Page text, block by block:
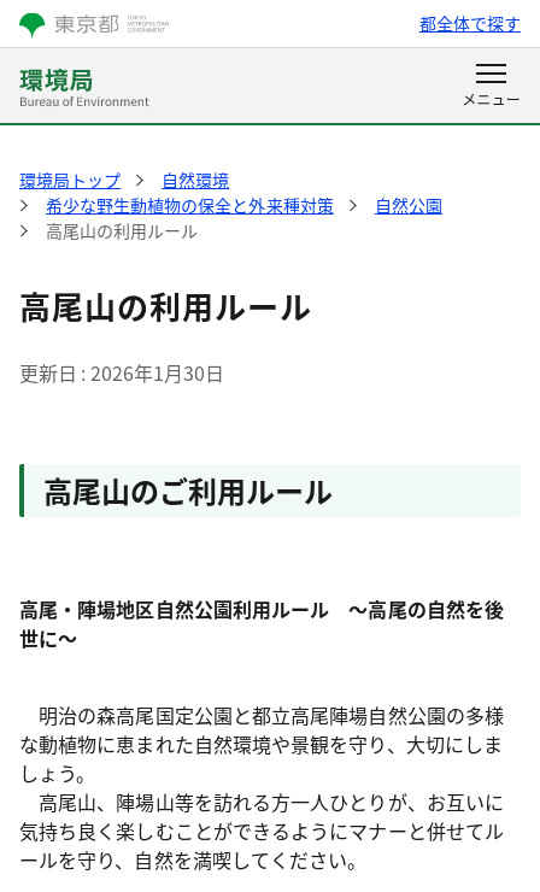
都全体で探す
環境局トップ
自然環境
希少な野生動植物の保全と外来種対策
自然公園
高尾山の利用ルール
高尾山の利用ルール
更新日 2026年1月30日
高尾山のご利用ルール
高尾・陣場地区自然公園利用ルール ～高尾の自然を後
世に～
明治の森高尾国定公園と都立高尾陣場自然公園の多様
な動植物に恵まれた自然環境や景観を守り、大切にしま
しょう。
高尾山、陣場山等を訪れる方一人ひとりが、お互いに
気持ち良く楽しむことができるようにマナーと併せてル
ールを守り、自然を満喫してください。